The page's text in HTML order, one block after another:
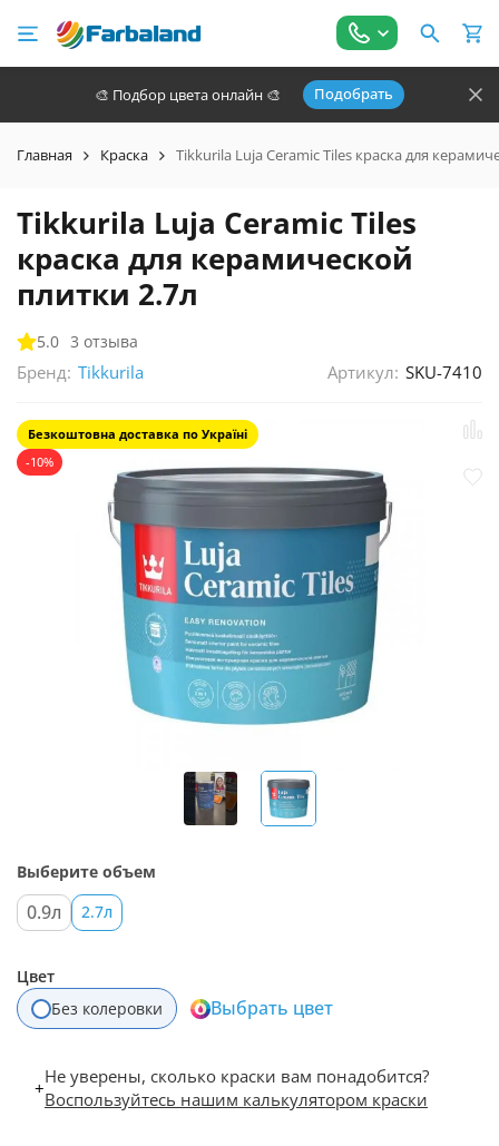
🎨 Подбор цвета онлайн 🎨 Подобрать
Главная Краска Tikkurila Luja Ceramic Tiles краска для
Tikkurila Luja Ceramic Tiles
краска для керамической
плитки 2.7л
5.0 3 отзыва
Бренд: Tikkurila Артикул: SKU-7410
Безкоштовна доставка по Україні
-10%
Выберите объем
0.9л 2.7л
Цвет
Без колеровки
Выбрать цвет
+Не уверены, сколько краски вам понадобится?
Воспользуйтесь нашим калькулятором краски